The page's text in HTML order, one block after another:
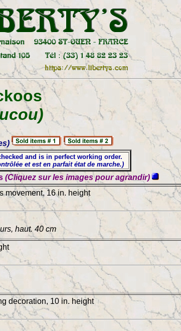
and is in perfect working order.
et est en parfait état de marche.)
(Cliquez sur les images pour agrandir)
movement, 16 in. height
haut. 40 cm
decoration, 10 in. height